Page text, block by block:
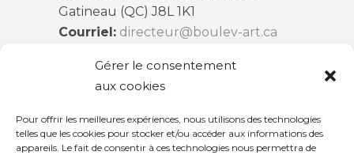
Gérer le consentement
aux cookies
Pour offrir les meilleures expériences, nous utilisons des technologies
telles que les cookies pour stocker et/ou accéder aux informations des
appareils. Le fait de consentir à ces technologies nous permettra de
Gatineau (QC) J8L 1K1
Courriel: directeur@boulev-art.ca
Mercredi : 11h00 à 15h00
Jeudi et vendredi : 11h00 à 19h00
Samedi : 10h00 à 16h00